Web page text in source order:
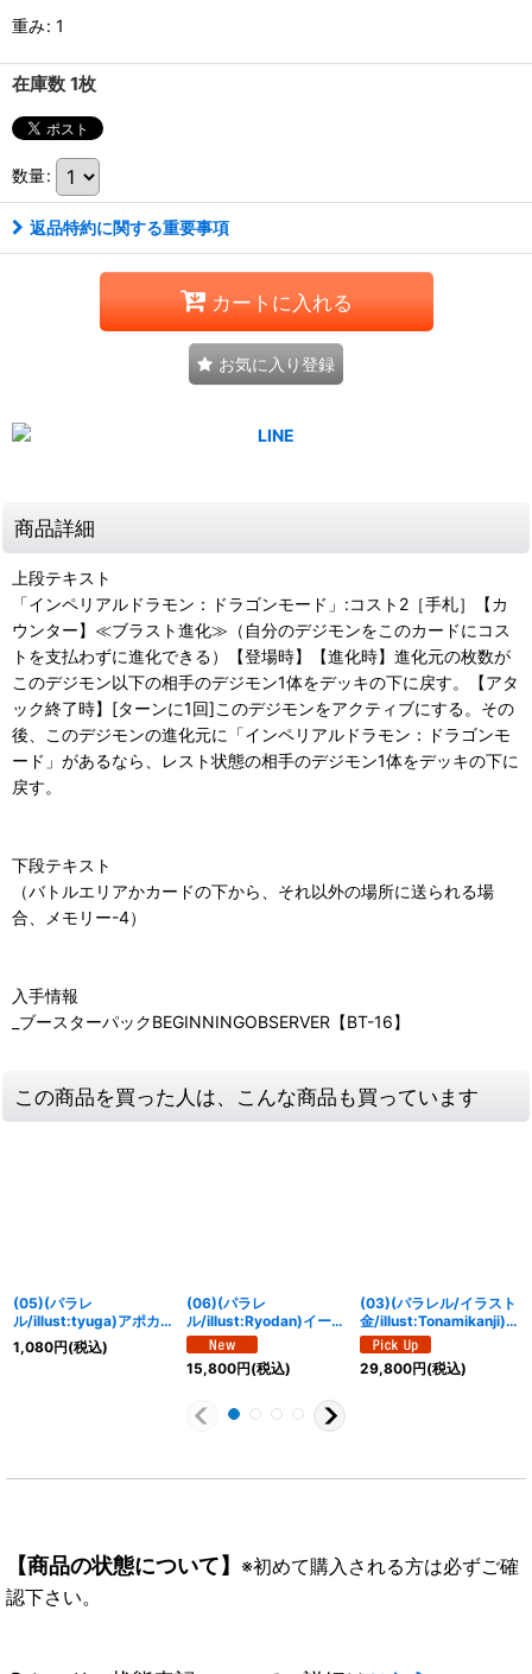
重み: 1
在庫数 1枚
数量:
返品特約に関する重要事項
カートに入れる
お気に入り登録
商品詳細
上段テキスト
「インペリアルドラモン：ドラゴンモード」:コスト2［手札］【カ
ウンター】≪ブラスト進化≫（自分のデジモンをこのカードにコス
トを支払わずに進化できる）【登場時】【進化時】進化元の枚数が
このデジモン以下の相手のデジモン1体をデッキの下に戻す。【アタ
ック終了時】[ターンに1回]このデジモンをアクティブにする。その
後、このデジモンの進化元に「インペリアルドラモン：ドラゴンモ
ード」があるなら、レスト状態の相手のデジモン1体をデッキの下に
戻す。
下段テキスト
（バトルエリアかカードの下から、それ以外の場所に送られる場
合、メモリー-4）
入手情報
_ブースターパックBEGINNINGOBSERVER【BT-16】
この商品を買った人は、こんな商品も買っています
(05)(パラレ
ル/illust:tyuga)アポカ
リモン【SR-P】{EX10-
061}《白》
1,080円(税込)
(06)(パラレ
ル/illust:Ryodan)イーラ
ンモン【SP】{EX12-
034}《多》
15,800円(税込)
(03)(パラレル/イラスト
金/illust:Tonamikanji)
シャイングレイモン：バ
ーストモード
ACE【SP】{BT17-041}
29,800円(税込)
【商品の状態について】 ※初めて購入される方は必ずご確
認下さい。